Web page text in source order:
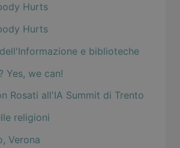
Hurts
Hurts
e biblioteche
Yes, we can!
Rosati all'IA Summit di Trento
religioni
Verona